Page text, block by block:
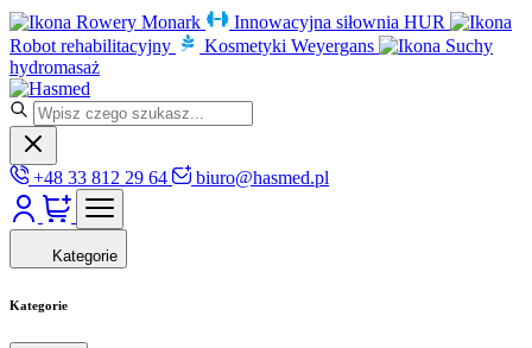
Rowery Monark
Innowacyjna siłownia HUR
Robot rehabilitacyjny
Kosmetyki Weyergans
Suchy
hydromasaż
+48 33 812 29 64 biuro@hasmed.pl
Kategorie
Kategorie